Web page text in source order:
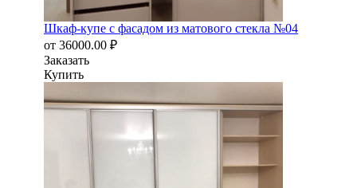
Шкаф-купе с фасадом из матового стекла №04
от 36000.00 ₽
Заказать
Купить